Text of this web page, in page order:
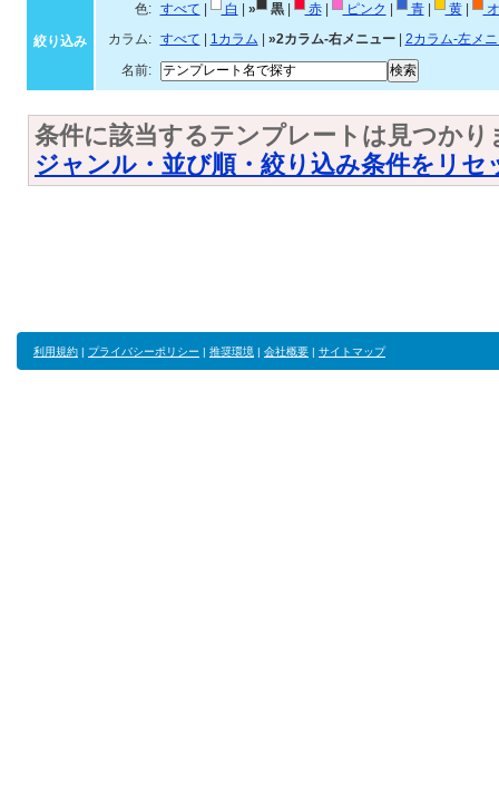
絞り込み
色: すべて 白 » 黒| 赤| ピンク 青| 黄|
カラム:
すべて 1カラム »2カラム-右メニュー| 2カラム-左メ
名前:
条件に該当するテンプレートは見つかり
ジャンル・並び順・絞り込み条件をリセ
利用規約 | プライバシーポリシー | 推奨環境 | 会社概要 | サイトマップ